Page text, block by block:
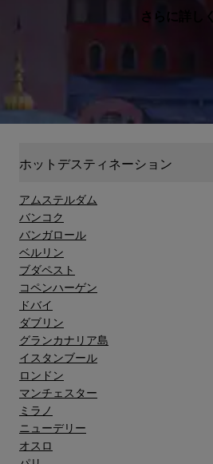
さらに詳しく
ホットデスティネーション
アムステルダム
バンコク
バンガロール
ベルリン
ブダペスト
コペンハーゲン
ドバイ
ダブリン
グランカナリア島"
イスタンブール
ロンドン
マンチェスター
ミラノ
ニューデリー
オスロ